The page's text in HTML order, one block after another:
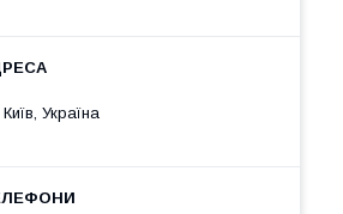
Київ, Україна